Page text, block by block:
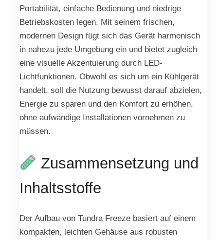
Portabilität, einfache Bedienung und niedrige
Betriebskosten legen. Mit seinem frischen,
modernen Design fügt sich das Gerät harmonisch
in nahezu jede Umgebung ein und bietet zugleich
eine visuelle Akzentuierung durch LED-
Lichtfunktionen. Obwohl es sich um ein Kühlgerät
handelt, soll die Nutzung bewusst darauf abzielen,
Energie zu sparen und den Komfort zu erhöhen,
ohne aufwändige Installationen vornehmen zu
müssen.
Zusammensetzung und
Inhaltsstoffe
Der Aufbau von Tundra Freeze basiert auf einem
kompakten, leichten Gehäuse aus robusten